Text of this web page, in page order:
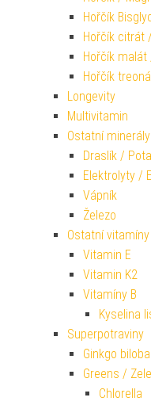
Hořčík
Hořčík citrát
Hořčík
Hořčík
Longevity
Multivitamin
Ostatní minerály
Draslík /
Elektrolyty /
Vápník
Železo
Ostatní vitamíny
Vitamin E
Vitamin K2
Vitamíny B
Kyselina
Superpotraviny
Ginkgo biloba
Greens /
Chlorella